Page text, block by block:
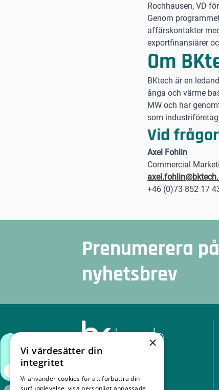
Rochhausen, VD
Genom
affärskontakter
exportfinansiärer
Om
BKtech är en
ånga och värme
MW och har
som
Vid
Axel Fohlin
Commercial
+46 (0)73 852 17
Prenumerera
nyhetsbrev
384 31 Blomstermåla
×
Vi värdesätter din
integritet
Vi använder cookies för att förbättra din
surfupplevelse, visa personligt anpassade